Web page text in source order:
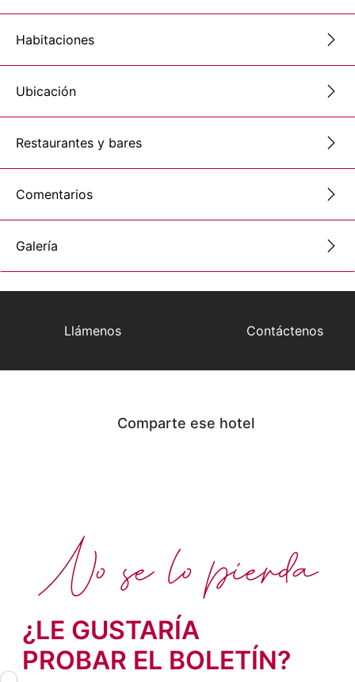
Habitaciones
Ubicación
Restaurantes y bares
Comentarios
Galería
Llámenos Contáctenos
Comparte ese hotel
¿LE GUSTARÍA
PROBAR EL BOLETÍN?
No se lo pierda